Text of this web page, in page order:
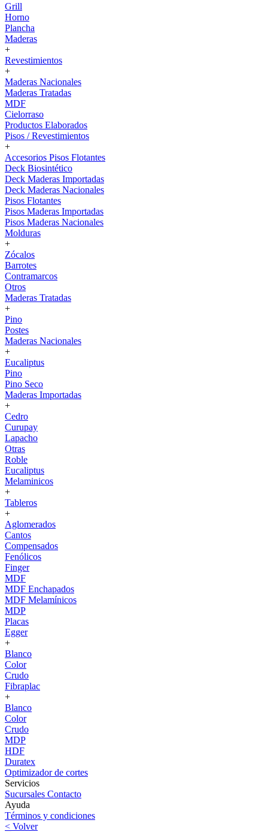
Grill
Horno
Plancha
Maderas
+
Revestimientos
+
Maderas Nacionales
Maderas Tratadas
MDF
Cielorraso
Productos Elaborados
Pisos / Revestimientos
+
Accesorios Pisos Flotantes
Deck Biosintético
Deck Maderas Importadas
Deck Maderas Nacionales
Pisos Flotantes
Pisos Maderas Importadas
Pisos Maderas Nacionales
Molduras
+
Zócalos
Barrotes
Contramarcos
Otros
Maderas Tratadas
+
Pino
Postes
Maderas Nacionales
+
Eucaliptus
Pino
Pino Seco
Maderas Importadas
+
Cedro
Curupay
Lapacho
Otras
Roble
Eucaliptus
Melaminicos
+
Tableros
+
Aglomerados
Cantos
Compensados
Fenólicos
Finger
MDF
MDF Enchapados
MDF Melamínicos
MDP
Placas
Egger
+
Blanco
Color
Crudo
Fibraplac
+
Blanco
Color
Crudo
MDP
HDF
Duratex
Optimizador de cortes
Servicios
Sucursales Contacto
Ayuda
Términos y condiciones
< Volver